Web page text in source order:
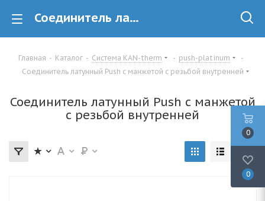
Соединитель латунный Push с манжетой с резьбой внутренней
Главная - Каталог - Система KAN-therm - push-platinum
-
Соединитель латунный Push с манжетой с резьбой внутренней
Соединитель латунный Push с манжетой
с резьбой внутренней
0
0